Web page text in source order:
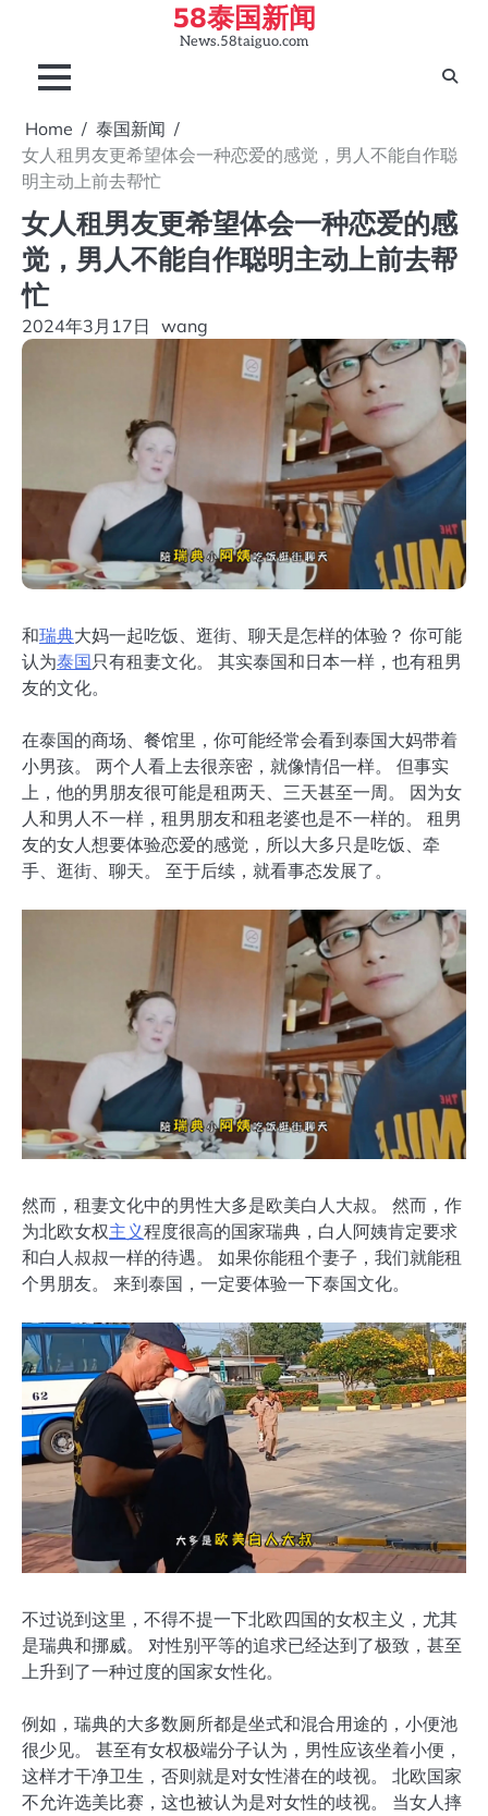
content
58泰国新闻
News.58taiguo.com
Home
泰国新闻
女人租男友更希望体会一种恋爱的感觉，男人不能自作聪
明主动上前去帮忙
女人租男友更希望体会一种恋爱的感
觉，男人不能自作聪明主动上前去帮
忙
2024年3月17日 wang
和瑞典大妈一起吃饭、逛街、聊天是怎样的体验？ 你可能
认为泰国 只有租妻文化。 其实泰国和日本一样，也有租男
友的文化。
在泰国的商场、餐馆里，你可能经常会看到泰国大妈带着
小男孩。 两个人看上去很亲密，就像情侣一样。 但事实
上，他的男朋友很可能是租两天、三天甚至一周。 因为女
人和男人不一样，租男朋友和租老婆也是不一样的。 租男
友的女人想要体验恋爱的感觉，所以大多只是吃饭、牵
手、逛街、聊天。 至于后续，就看事态发展了。
然而，租妻文化中的男性大多是欧美白人大叔。 然而，作
为北欧女权主义程度很高的国家瑞典，白人阿姨肯定要求
和白人叔叔一样的待遇。 如果你能租个妻子，我们就能租
个男朋友。 来到泰国，一定要体验一下泰国文化。
不过说到这里，不得不提一下北欧四国的女权主义，尤其
是瑞典和挪威。 对性别平等的追求已经达到了极致，甚至
上升到了一种过度的国家女性化。
例如，瑞典的大多数厕所都是坐式和混合用途的，小便池
很少见。 甚至有女权极端分子认为，男性应该坐着小便，
这样才干净卫生，否则就是对女性潜在的歧视。 北欧国家
不允许选美比赛，这也被认为是对女性的歧视。 当女人摔